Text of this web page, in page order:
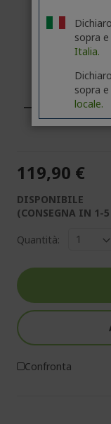
Sei un
CONTATTACI
119,90 €
DISPONIBILE
(CONSEGNA IN 1-
Quantità:
Confronta
sopra
Italia.
sopra
locale.